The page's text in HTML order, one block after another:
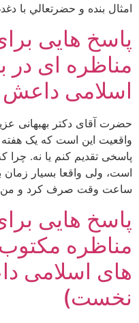
امثال بنده و حضرتعالي با
مناظره ای در
اسلامی
واقعیت این است که یک
پاسخی تقدیم کنم یا نه. چرا
است، ولی واقعا بسیار
ساعت وقت صرف کرد و
مناظره
های اسلامی
نخست)